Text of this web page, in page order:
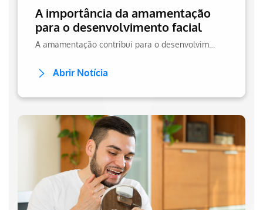
A importância da amamentação
para o desenvolvimento facial
Abrir Notícia